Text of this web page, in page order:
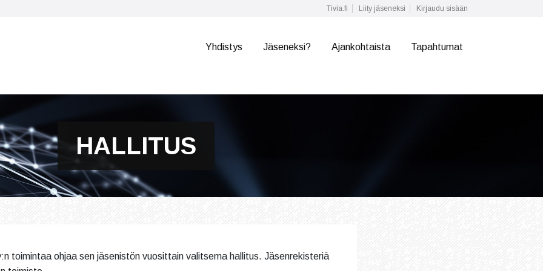
Tivia.fi Liity jäseneksi Kirjaudu sisään
Yhdistys Jäseneksi? Ajankohtaista Tapahtumat
HALLITUS
toimintaa ohjaa sen jäsenistön vuosittain valitsema hallitus. Jäsenrekisteriä